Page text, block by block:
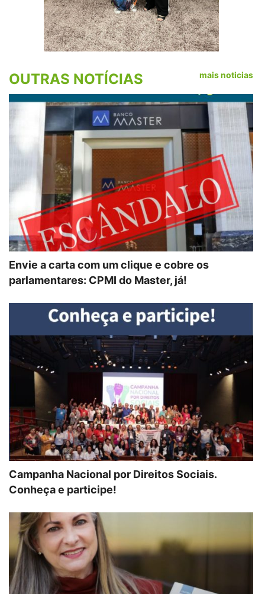
OUTRAS NOTÍCIAS mais noticias
Envie a carta com um clique e cobre os
parlamentares: CPMI do Master, já!
Campanha Nacional por Direitos Sociais.
Conheça e participe!